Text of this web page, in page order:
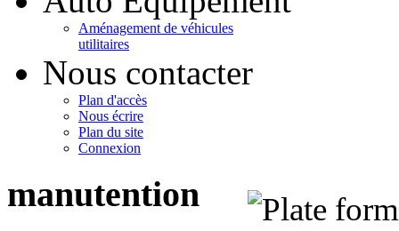
Aménagement de véhicules
utilitaires
Nous contacter
Plan d'accès
Nous écrire
Plan du site
Connexion
manutention